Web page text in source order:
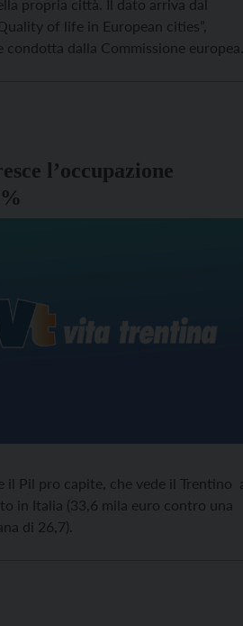
propria città. Il dato arriva dal
of life in European cities”,
condotta dalla Commissione europea
l’occupazione
il Pil pro capite, che vede il Trentino
in Italia (33,6 mila euro contro una
di 26,7).